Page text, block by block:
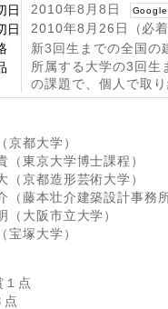
日
2010年8月8日
日 2010年8月26日（必
新3回生までの全国の
所属する大学の3回生
の課題で、個人で取
京都大学）
（東京大学博士課程）
（京都造形芸術大学）
（藤本壮介建築設計事務所
（大阪市立大学）
宝塚大学）
１点
点